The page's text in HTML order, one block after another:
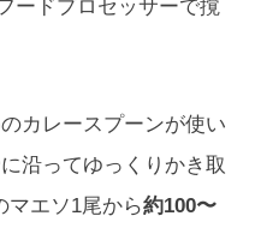
ードプロセッサーで撹
カレースプーンが使い
沿ってゆっくりかき取
マエソ1尾から約100〜